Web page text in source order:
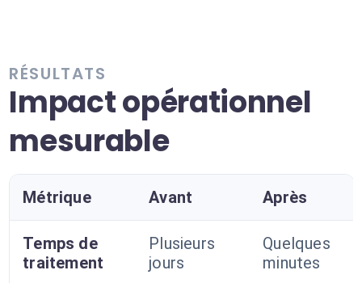
RÉSULTATS
Impact opérationnel
mesurable
Métrique Avant Après
Temps de
traitement
Plusieurs
jours
Quelques
minutes